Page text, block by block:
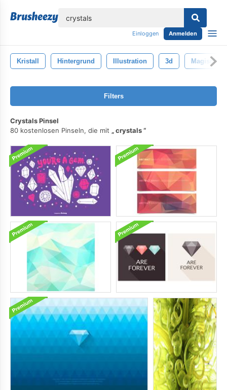
Einloggen Anmelden
Kristall Hintergrund Illustration 3d Magisch
Filters
Crystals Pinsel
80 kostenlosen Pinseln, die mit
crystals